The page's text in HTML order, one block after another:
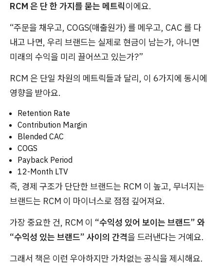
RCM 은 단 한 가지를 묻는 메트릭이에요.
“주문을 채우고, COGS(매출원가) 를 메우고, CAC 를 다
내고 나면, 우리 브랜드는 실제로 현금이 남는가, 아니면
미래의 수익을 미리 끌어쓰고 있는가?”
RCM 은 단일 차원의 메트릭들과 달리, 이 6가지에 동시에
영향을 받아요.
Retention Rate
Contribution Margin
Blended CAC
COGS
Payback Period
12-Month LTV
즉, 경제 구조가 단단한 브랜드는 RCM 이 높고, 무너지는
브랜드는 RCM 이 마이너스로 점점 깊어져요.
가장 중요한 건, RCM 이 “수익성 있어 보이는 브랜드” 와
“수익성 있는 브랜드” 사이의 간격을 드러낸다는 거예요.
그래서 책은 이런 우아하지만 가차없는 공식을 제시해요.